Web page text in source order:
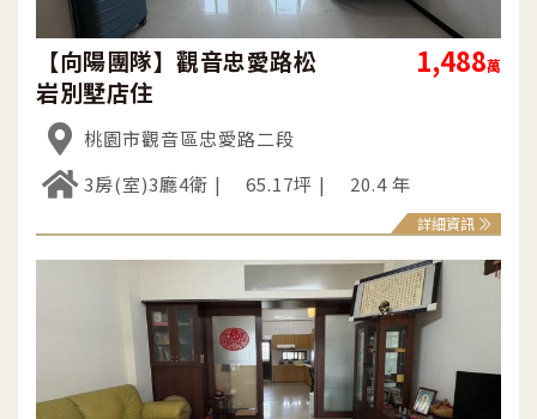
【向陽團隊】觀音忠愛路松
岩別墅店住
1,488萬
桃園市觀音區忠愛路二段
3房(室)3廳4衛
65.17坪 20.4 年
詳細資訊